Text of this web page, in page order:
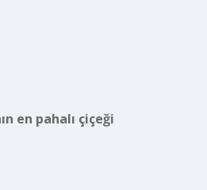
en pahalı çiçeği